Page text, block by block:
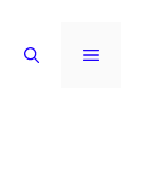
MENU